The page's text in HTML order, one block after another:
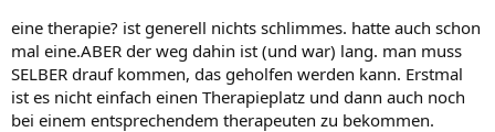
eine therapie? ist generell nichts schlimmes. hatte auch schon
mal eine.ABER der weg dahin ist (und war) lang. man muss
SELBER drauf kommen, das geholfen werden kann. Erstmal
ist es nicht einfach einen Therapieplatz und dann auch noch
bei einem entsprechendem therapeuten zu bekommen.